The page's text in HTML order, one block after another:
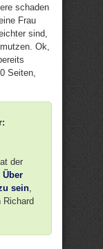
schaden
Frau
sind,
Ok,
Seiten,
der
Über
sein,